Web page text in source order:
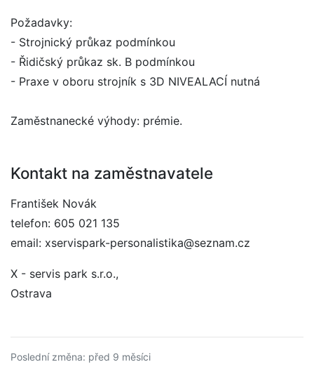
Požadavky:
- Strojnický průkaz podmínkou
- Řidičský průkaz sk. B podmínkou
- Praxe v oboru strojník s 3D NIVEALACÍ nutná
Zaměstnanecké výhody: prémie.
Kontakt na zaměstnavatele
František Novák
telefon: 605 021 135
email: xservispark-personalistika@seznam.cz
X - servis park s.r.o.,
Ostrava
Poslední změna: před 9 měsíci